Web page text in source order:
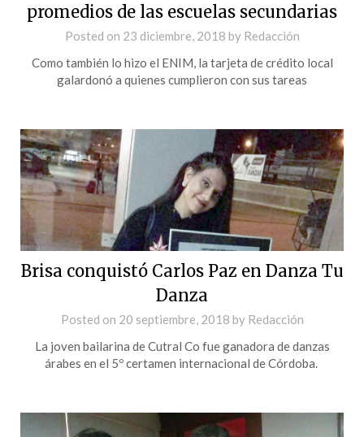
promedios de las escuelas secundarias
Posted on 23 diciembre, 2018 by Redacción
Como también lo hizo el ENIM, la tarjeta de crédito local
galardonó a quienes cumplieron con sus tareas
Brisa conquistó Carlos Paz en Danza Tu
Danza
Posted on 20 septiembre, 2018 by Redacción
La joven bailarina de Cutral Co fue ganadora de danzas
árabes en el 5º certamen internacional de Córdoba.